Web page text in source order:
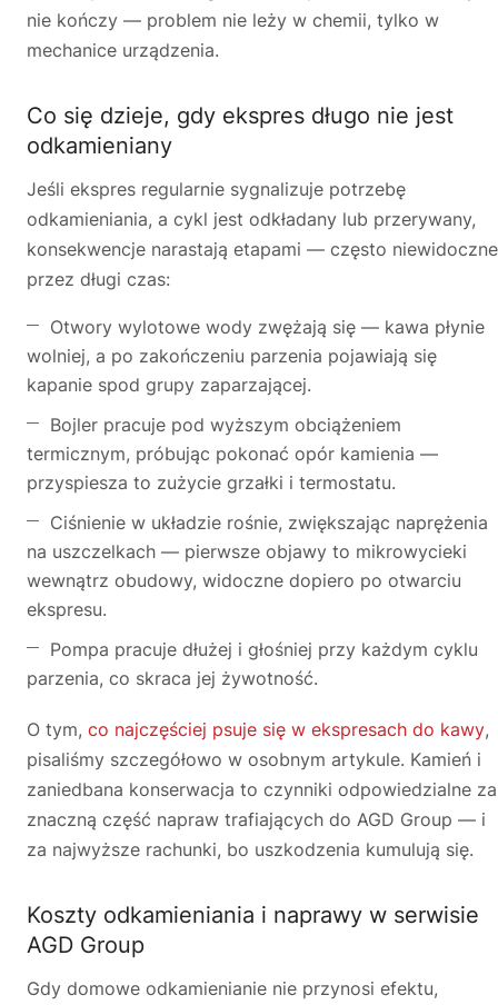
nie kończy — problem nie leży w chemii, tylko w
mechanice urządzenia.
Co się dzieje, gdy ekspres długo nie jest
odkamieniany
Jeśli ekspres regularnie sygnalizuje potrzebę
odkamieniania, a cykl jest odkładany lub przerywany,
konsekwencje narastają etapami — często niewidoczne
przez długi czas:
Otwory wylotowe wody zwężają się — kawa płynie
wolniej, a po zakończeniu parzenia pojawiają się
kapanie spod grupy zaparzającej.
Bojler pracuje pod wyższym obciążeniem
termicznym, próbując pokonać opór kamienia —
przyspiesza to zużycie grzałki i termostatu.
Ciśnienie w układzie rośnie, zwiększając naprężenia
na uszczelkach — pierwsze objawy to mikrowycieki
wewnątrz obudowy, widoczne dopiero po otwarciu
ekspresu.
Pompa pracuje dłużej i głośniej przy każdym cyklu
parzenia, co skraca jej żywotność.
O tym, co najczęściej psuje się w ekspresach do kawy,
pisaliśmy szczegółowo w osobnym artykule. Kamień i
zaniedbana konserwacja to czynniki odpowiedzialne za
znaczną część napraw trafiających do AGD Group — i
za najwyższe rachunki, bo uszkodzenia kumulują się.
Koszty odkamieniania i naprawy w serwisie
AGD Group
Gdy domowe odkamienianie nie przynosi efektu,